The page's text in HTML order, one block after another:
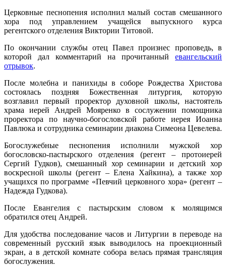
Церковные песнопения исполнил малый состав смешанного
хора под управлением учащейся выпускного курса
регентского отделения Виктории Титовой.
По окончании службы отец Павел произнес проповедь, в
которой дал комментарий на прочитанный евангельский
отрывок.
После молебна и панихиды в соборе Рождества Христова
состоялась поздняя Божественная литургия, которую
возглавил первый проректор духовной школы, настоятель
храма иерей Андрей Мояренко в сослужении помощника
проректора по научно-богословской работе иерея Иоанна
Павлюка и сотрудника семинарии диакона Симеона Цевелева.
Богослужебные песнопения исполнили мужской хор
богословско-пастырского отделения (регент – протоиерей
Сергий Гудков), смешанный хор семинарии и детский хор
воскресной школы (регент – Елена Хайкина), а также хор
учащихся по программе «Певчий церковного хора» (регент –
Надежда Гудкова).
После Евангелия с пастырским словом к молящимся
обратился отец Андрей.
Для удобства последование часов и Литургии в переводе на
современный русский язык выводилось на проекционный
экран, а в детской комнате собора велась прямая трансляция
богослужения.